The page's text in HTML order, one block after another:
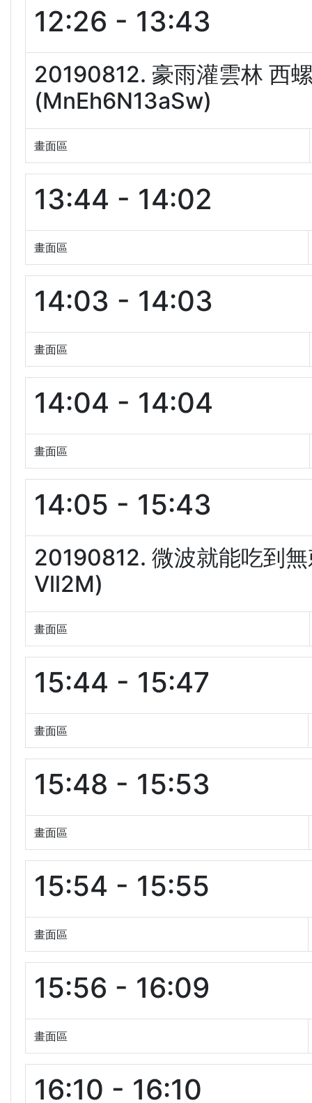
12:26 - 13:43
20190812. 豪雨灌雲林 西
(MnEh6N13aSw)
畫面區
13:44 - 14:02
畫面區
14:03 - 14:03
畫面區
14:04 - 14:04
畫面區
14:05 - 15:43
20190812. 微波就能吃到
Vll2M)
畫面區
15:44 - 15:47
畫面區
15:48 - 15:53
畫面區
15:54 - 15:55
畫面區
15:56 - 16:09
畫面區
16:10 - 16:10